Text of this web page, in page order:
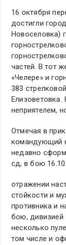
16 октября
достигли
Новоселовка)
частей. В тот
«Челере» и
383
Елизоветовка.
неприятелем,
Отмечая в
командующий
недавно
сд, в бою
отражении
стойкости и
противника и
бою, дивизией
несколько
том числе и